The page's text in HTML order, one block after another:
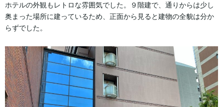
ホテルの外観もレトロな雰囲気でした。９階建で、通りからは少し
奥まった場所に建っているため、正面から見ると建物の全貌は分か
らずでした。